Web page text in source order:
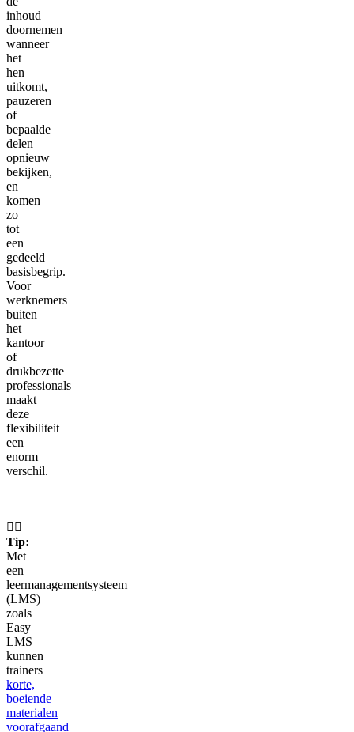
inhoud
doornemen
wanneer
het
hen
uitkomt,
pauzeren
of
bepaalde
delen
opnieuw
bekijken,
en
komen
zo
tot
een
gedeeld
basisbegrip.
Voor
werknemers
buiten
het
kantoor
of
drukbezette
professionals
maakt
deze
flexibiliteit
een
enorm
verschil.
👉🏼
Tip:
Met
een
leermanagementsysteem
(LMS)
zoals
Easy
LMS
kunnen
trainers
korte,
boeiende
materialen
voorafgaand